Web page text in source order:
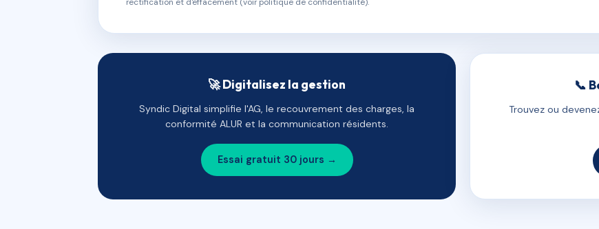
🚀 Digitalisez la gestion
Syndic Digital simplifie l'AG, le recouvrement des charges, la
conformité ALUR et la communication résidents.
Essai gratuit 30 jours →
📞
Trouvez ou